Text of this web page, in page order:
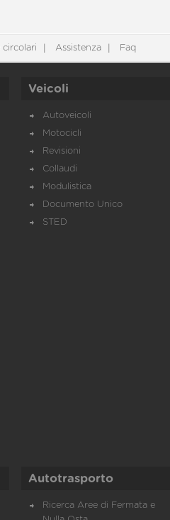
circolari Assistenza Faq
Veicoli
Autoveicoli
Motocicli
Revisioni
Collaudi
Modulistica
Documento Unico
STED
Autotrasporto
Ricerca Aree di Fermata e